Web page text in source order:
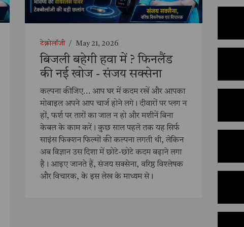
टेक्नोलॉजी / May 21, 2026
बिजली बहेगी हवा में ? फिनलैंड
की नई खोज - संजय सक्सेना
कल्पना कीजिए… आप घर में कदम रखें और आपका
मोबाइल अपने आप चार्ज होने लगे। दीवारों पर प्लग न
हों, फर्श पर तारों का जाल न हो और मशीनें बिना
केबल के काम करें। कुछ साल पहले तक यह सिर्फ
साइंस फिक्शन फिल्मों की कल्पना लगती थी, लेकिन
अब विज्ञान उस दिशा में छोटे-छोटे कदम बढ़ाने लगा
है। आइए जानते हैं, संजय सक्सेना, वरिष्ठ विश्लेषक
और विचारक, के इस लेख के माध्यम से।